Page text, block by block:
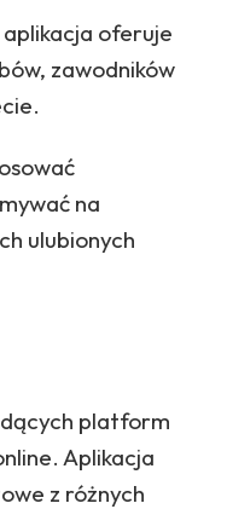
oferuje
zawodników
na
ulubionych
platform
Aplikacja
z różnych